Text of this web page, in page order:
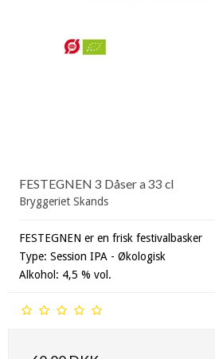
FESTEGNEN 3 Dåser a 33 cl
Bryggeriet Skands
FESTEGNEN er en frisk festivalbasker
Type: Session IPA - Økologisk
Alkohol: 4,5 % vol.